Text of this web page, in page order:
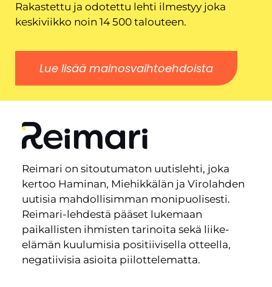
Rakastettu ja odotettu lehti ilmestyy joka
keskiviikko noin 14 500 talouteen.
Lue lisää mainosvaihtoehdoista
Reimari on sitoutumaton uutislehti, joka
kertoo Haminan, Miehikkälän ja Virolahden
uutisia mahdollisimman monipuolisesti.
Reimari-lehdestä pääset lukemaan
paikallisten ihmisten tarinoita sekä liike-
elämän kuulumisia positiivisella otteella,
negatiivisia asioita piilottelematta.